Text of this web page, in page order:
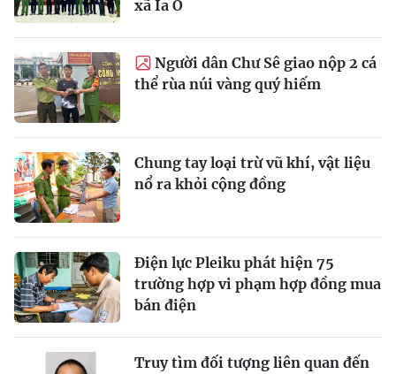
xã Ia O
Người dân Chư Sê giao nộp 2 cá
thể rùa núi vàng quý hiếm
Chung tay loại trừ vũ khí, vật liệu
nổ ra khỏi cộng đồng
Điện lực Pleiku phát hiện 75
trường hợp vi phạm hợp đồng mua
bán điện
Truy tìm đối tượng liên quan đến